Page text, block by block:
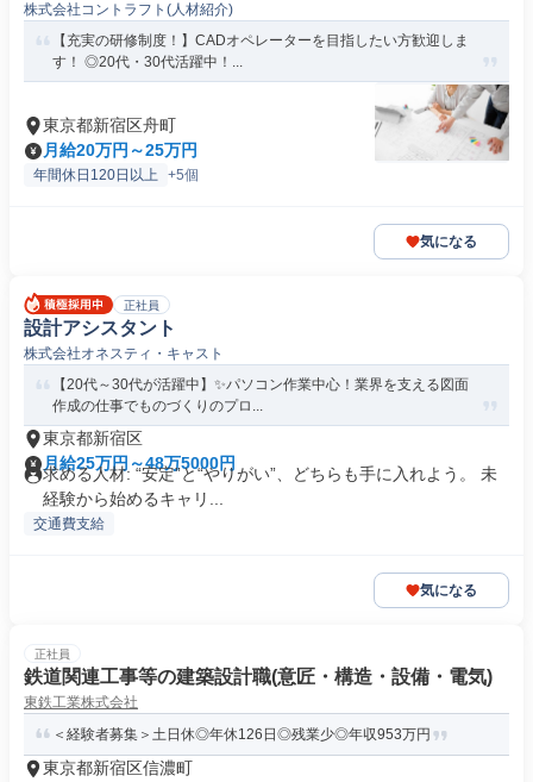
株式会社コントラフト(人材紹介)
【充実の研修制度！】CADオペレーターを目指したい方歓迎しま
す！ ◎20代・30代活躍中！...
東京都新宿区舟町
月給20万円～25万円
年間休日120日以上 +5個
気になる
正社員
設計アシスタント
株式会社オネスティ・キャスト
【20代～30代が活躍中】✨パソコン作業中心！業界を支える図面
作成の仕事でものづくりのプロ...
東京都新宿区
月給25万円～48万5000円
求める人材: “安定”と“やりがい”、どちらも手に入れよう。 未
経験から始めるキャリ...
交通費支給
気になる
正社員
鉄道関連工事等の建築設計職(意匠・構造・設備・電気)
東鉄工業株式会社
＜経験者募集＞土日休◎年休126日◎残業少◎年収953万円
東京都新宿区信濃町